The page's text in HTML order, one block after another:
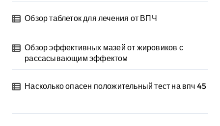
Обзор таблеток для лечения от ВПЧ
Обзор эффективных мазей от жировиков с
рассасывающим эффектом
Насколько опасен положительный тест на впч 45